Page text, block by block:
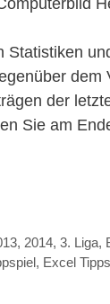
Statistiken
der
Sie am
, 2014,3. Liga,
, Excel